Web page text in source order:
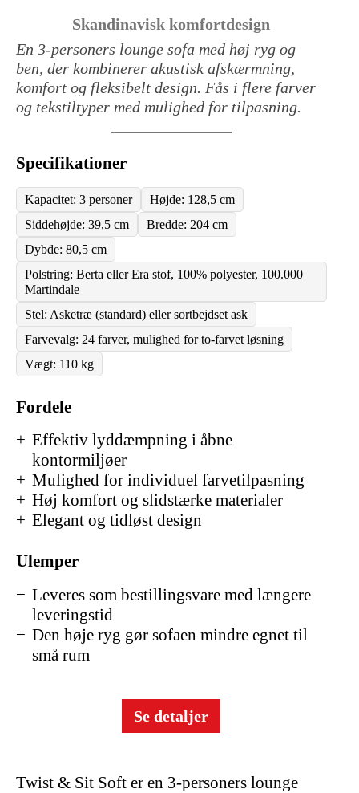
Skandinavisk komfortdesign
En 3-personers lounge sofa med høj ryg og
ben, der kombinerer akustisk afskærmning,
komfort og fleksibelt design. Fås i flere farver
og tekstiltyper med mulighed for tilpasning.
Twist & Sit Soft er en 3-personers lounge
Fordele
Effektiv lyddæmpning i åbne
kontormiljøer
Mulighed for individuel farvetilpasning
Høj komfort og slidstærke materialer
Elegant og tidløst design
Ulemper
Leveres som bestillingsvare med længere
leveringstid
Den høje ryg gør sofaen mindre egnet til
små rum
Specifikationer
Kapacitet: 3 personer
Højde: 128,5 cm
Siddehøjde: 39,5 cm
Bredde: 204 cm
Dybde: 80,5 cm
Polstring: Berta eller Era stof, 100% polyester, 100.000
Martindale
Stel: Asketræ (standard) eller sortbejdset ask
Farvevalg: 24 farver, mulighed for to-farvet løsning
Vægt: 110 kg
Se detaljer